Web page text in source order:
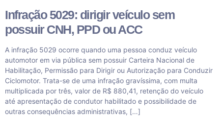
Infração 5029: dirigir veículo sem
possuir CNH, PPD ou ACC
A infração 5029 ocorre quando uma pessoa conduz veículo
automotor em via pública sem possuir Carteira Nacional de
Habilitação, Permissão para Dirigir ou Autorização para Conduzir
Ciclomotor. Trata-se de uma infração gravíssima, com multa
multiplicada por três, valor de R$ 880,41, retenção do veículo
até apresentação de condutor habilitado e possibilidade de
outras consequências administrativas, […]